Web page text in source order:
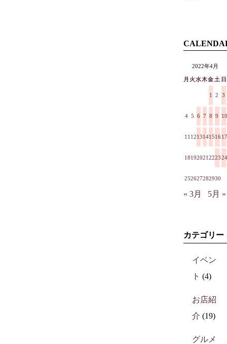
2022年4月
月 火水木金 土 日
1 2 3
4 5 6 7 8 9 10
11 121314151617
18192021222324
252627282930
« 3月 5月 »
カテゴリー
イベン
ト (4)
お店紹
介 (19)
グルメ